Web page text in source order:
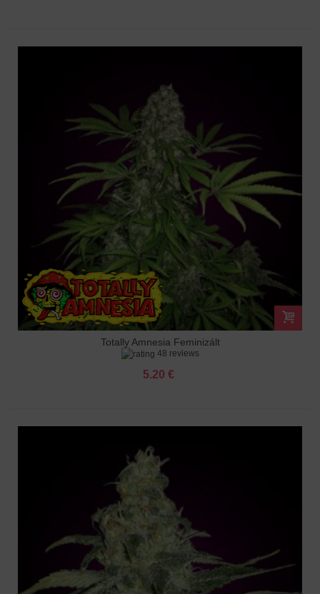
Totally Amnesia Feminizált
48 reviews
5.20 €